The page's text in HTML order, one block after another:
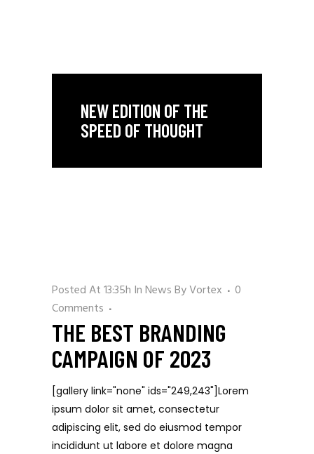
NEW EDITION OF THE
SPEED OF THOUGHT
THE BEST BRANDING
CAMPAIGN OF 2023
Posted At 13:35h InNewsByVortex
0
Comments
[gallery link="none" ids="249,243"]Lorem
ipsum dolor sit amet, consectetur
adipiscing elit, sed do eiusmod tempor
incididunt ut labore et dolore magna